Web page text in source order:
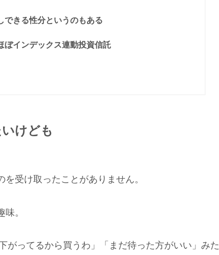
できる性分というのもある
ぼインデックス連動投資信託
けども
受け取ったことがありません。
。
がってるから買うわ」「まだ待った方がいい」みた